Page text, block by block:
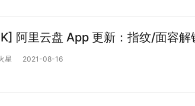
阿里云盘 App 更新：指纹/面容
星 2021-08-16